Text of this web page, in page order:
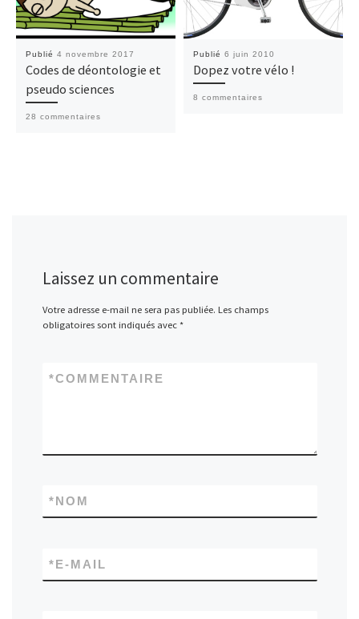
Publié 4 novembre 2017
Codes de déontologie et
pseudo sciences
28 commentaires
Publié 6 juin 2010
Dopez votre vélo !
8 commentaires
Laissez un commentaire
Votre adresse e-mail ne sera pas publiée. Les champs
obligatoires sont indiqués avec *
COMMENTAIRE
*
NOM
*
E-MAIL
*